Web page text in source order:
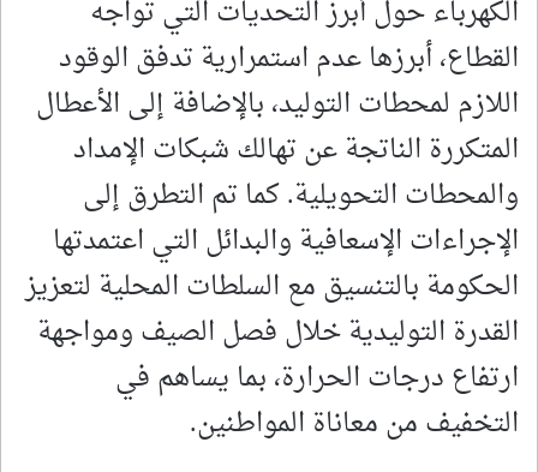
الكهرباء حول أبرز التحديات التي تواجه
القطاع، أبرزها عدم استمرارية تدفق الوقود
اللازم لمحطات التوليد، بالإضافة إلى الأعطال
المتكررة الناتجة عن تهالك شبكات الإمداد
والمحطات التحويلية. كما تم التطرق إلى
الإجراءات الإسعافية والبدائل التي اعتمدتها
الحكومة بالتنسيق مع السلطات المحلية لتعزيز
القدرة التوليدية خلال فصل الصيف ومواجهة
ارتفاع درجات الحرارة، بما يساهم في
التخفيف من معاناة المواطنين.